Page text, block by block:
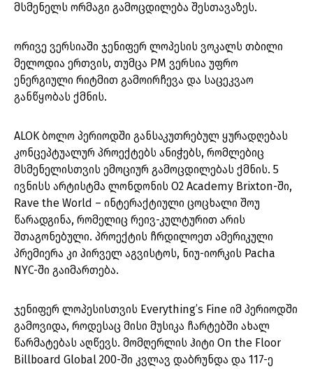
მსმენელს ორმაგი გამოცდილება შესთავაზეს.
ორივე ვერსიაში ჯენიფერ ლოპესის ვოკალს თბილი
მელოდია ერთვის, თუმცა PM ვერსია უფრო
ენერგიული რიტმით გამოირჩევა და საცეკვაო
განწყობას ქმნის.
ALOK ბოლო პერიოდში განსაკუთრებულ ყურადღებას
კონცეპტუალურ პროექტებს ანიჭებს, რომლებიც
მსმენელისთვის ემოციურ გამოცდილებას ქმნის. 5
ივნისს არტისტმა ლონდონის O2 Academy Brixton-ში,
Rave the World – ინტერაქტიული ცოცხალი შოუ
წარადგინა, რომელიც რეივ-კულტურით არის
შთაგონებული. პროექტის ჩრდილოეთ ამერიკული
პრემიერა კი პირველ აგვისტოს, ნიუ-იორკის Pacha
NYC-ში გაიმართება.
ჯენიფერ ლოპესისთვის Everything’s Fine იმ პერიოდში
გამოვიდა, როდესაც მისი მუსიკა ჩარტებში ახალ
წარმატებას აღწევს. მომღერლის ჰიტი On the Floor
Billboard Global 200-ში კვლავ დაბრუნდა და 117-ე